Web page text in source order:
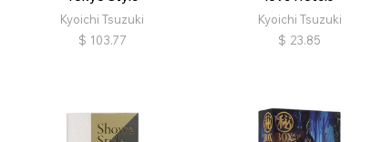
Kyoichi Tsuzuki
$ 103.77
Kyoichi Tsuzuki
$ 23.85